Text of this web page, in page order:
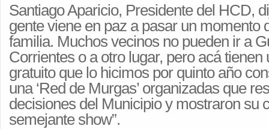
Santiago Aparicio, Presidente del HCD,
gente viene en paz a pasar un momento
familia. Muchos vecinos no pueden ir a
Corrientes o a otro lugar, pero acá
gratuito que lo hicimos por quinto año
una ‘Red de Murgas’ organizadas que
decisiones del Municipio y mostraron su
semejante show”.